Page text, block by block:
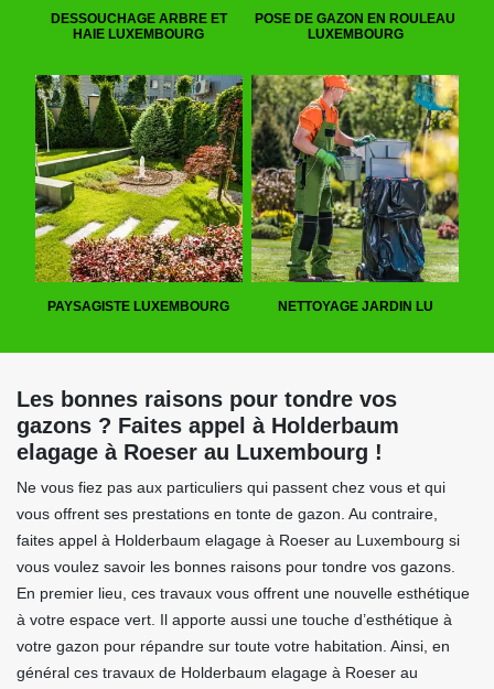
DESSOUCHAGE ARBRE ET
HAIE LUXEMBOURG
POSE DE GAZON EN ROULEAU
LUXEMBOURG
PAYSAGISTE LUXEMBOURG NETTOYAGE JARDIN LU
Les bonnes raisons pour tondre vos
gazons ? Faites appel à Holderbaum
elagage à Roeser au Luxembourg !
Ne vous fiez pas aux particuliers qui passent chez vous et qui
vous offrent ses prestations en tonte de gazon. Au contraire,
faites appel à Holderbaum elagage à Roeser au Luxembourg si
vous voulez savoir les bonnes raisons pour tondre vos gazons.
En premier lieu, ces travaux vous offrent une nouvelle esthétique
à votre espace vert. Il apporte aussi une touche d’esthétique à
votre gazon pour répandre sur toute votre habitation. Ainsi, en
général ces travaux de Holderbaum elagage à Roeser au